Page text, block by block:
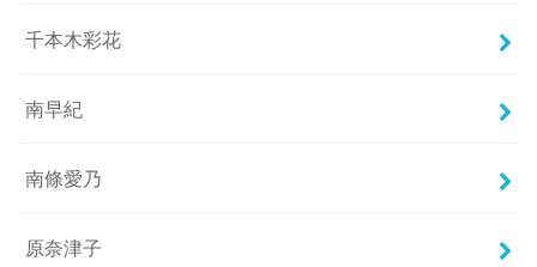
千本木彩花
南早紀
南條愛乃
原奈津子